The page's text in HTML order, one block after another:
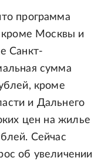
программа
кроме Москвы и
Санкт-
сумма
кроме
и Дальнего
цен на жилье
Сейчас
об увеличении